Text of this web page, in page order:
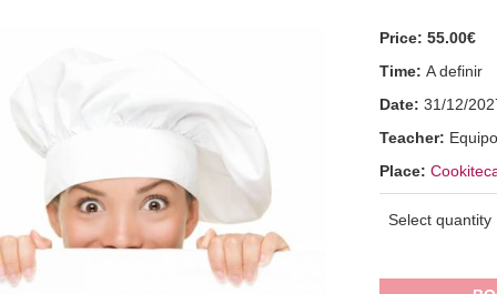
Price:55.00€
Time:A definir
Date:31/12/
Teacher:
Place:
Select quantity